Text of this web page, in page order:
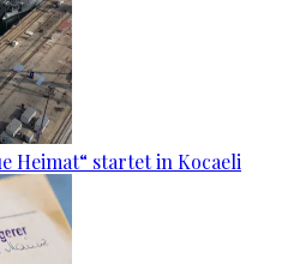
Heimat“ startet in Kocaeli